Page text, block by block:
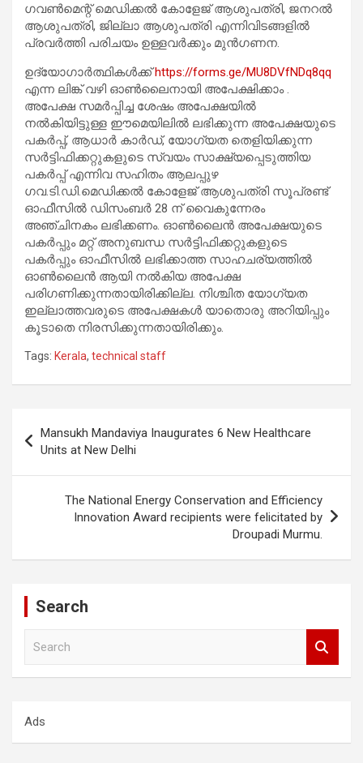
ഗവൺമെന്റ് മെഡിക്കൽ കോളേജ് ആശുപത്രി, ജനറൽ
ആശുപത്രി, ജില്ലാ ആശുപത്രി എന്നിവിടങ്ങളിൽ
പ്രവർത്തി പരിചയം ഉള്ളവർക്കും മുൻഗണന.
ഉദ്യോഗാർത്ഥികൾക്ക്https://forms.ge/MU8DVfNDq8qq
എന്ന ലിങ്ക് വഴി ഓൺലൈനായി അപേക്ഷിക്കാം .
അപേക്ഷ സമർപ്പിച്ച ശേഷം അപേക്ഷയിൽ
നൽകിയിട്ടുള്ള ഈമെയിലിൽ ലഭിക്കുന്ന അപേക്ഷയുടെ
പകർപ്പ്, ആധാർ കാർഡ്, യോഗ്യത തെളിയിക്കുന്ന
സർട്ടിഫിക്കറ്റുകളുടെ സ്വയം സാക്ഷ്യപ്പെടുത്തിയ
പകർപ്പ് എന്നിവ സഹിതം ആലപ്പുഴ
ഗവ.ടി.ഡി.മെഡിക്കൽ കോളേജ് ആശുപത്രി സൂപ്രണ്ട്
ഓഫീസിൽ ഡിസംബർ 28 ന് വൈകുന്നേരം
അഞ്ചിനകം ലഭിക്കണം. ഓൺലൈൻ അപേക്ഷയുടെ
പകർപ്പും മറ്റ് അനുബന്ധ സർട്ടിഫിക്കറ്റുകളുടെ
പകർപ്പും ഓഫീസിൽ ലഭിക്കാത്ത സാഹചര്യത്തിൽ
ഓൺലൈൻ ആയി നൽകിയ അപേക്ഷ
പരിഗണിക്കുന്നതായിരിക്കില്ല. നിശ്ചിത യോഗ്യത
ഇല്ലാത്തവരുടെ അപേക്ഷകൾ യാതൊരു അറിയിപ്പും
കൂടാതെ നിരസിക്കുന്നതായിരിക്കും.
Tags: Kerala, technical staff
navigation
Mansukh Mandaviya Inaugurates 6 New Healthcare
Units at New Delhi
The National Energy Conservation and Efficiency
Innovation Award recipients were felicitated by
Droupadi Murmu.
Search
h
Ads